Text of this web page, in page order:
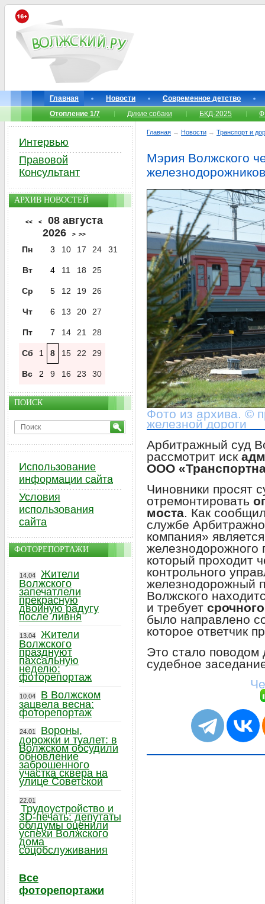
Главная Новости
Современное детство
Отопление 1/7
Дикие собаки БКД-2025
Главная → Новости → Транспорт и
Мэрия Волжского
Фото из архива. ©
железной дороги
Арбитражный суд
рассмотрит иск
ООО
Чиновники просят
отремонтировать
моста. Как
службе
компания»
железнодорожного
который проходит
контрольного
железнодорожный
Волжского
и требует
было направлено
которое ответчик
Это стало
судебное
Интервью
Правовой
Консультант
АРХИВ НОВОСТЕЙ
<< <
08 августа
2026
> >>
Пн 3 10 17 24 31
Вт 4 11 18 25
Ср 5 12 19 26
Чт 6 13 20 27
Пт 7 14 21 28
Сб 1 8 15 22 29
Вс 2 9 16 23 30
ПОИСК
Использование
информации сайта
Условия
использования
сайта
ФОТОРЕПОРТАЖИ
14.04
Жители
Волжского
запечатлели
прекрасную
двойную радугу
после ливня
13.04
Жители
Волжского
празднуют
пахсальную
неделю:
фоторепортаж
10.04
В Волжском
зацвела весна:
фоторепортаж
24.01
Вороны,
дорожки и туалет: в
Волжском обсудили
обновление
заброшенного
участка сквера на
улице Советской
22.01
Трудоустройство и
3D-печать: депутаты
облдумы оценили
успехи Волжского
дома
соцобслуживания
Все
фоторепортажи